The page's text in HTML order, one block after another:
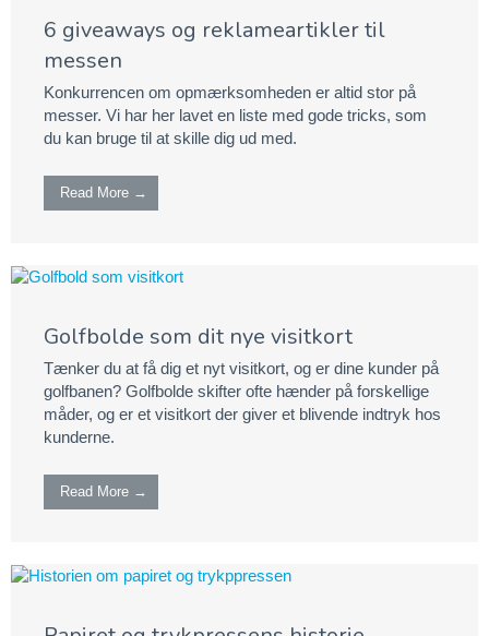
6 giveaways og reklameartikler til
messen
Konkurrencen om opmærksomheden er altid stor på
messer. Vi har her lavet en liste med gode tricks, som
du kan bruge til at skille dig ud med.
Read More →
Golfbolde som dit nye visitkort
Tænker du at få dig et nyt visitkort, og er dine kunder på
golfbanen? Golfbolde skifter ofte hænder på forskellige
måder, og er et visitkort der giver et blivende indtryk hos
kunderne.
Read More →